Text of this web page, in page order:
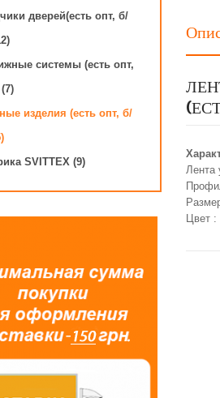
дверей(есть опт, б/
системы (есть опт,
изделия (есть опт, б/
SVITTEX (9)
Лента
Цвет :